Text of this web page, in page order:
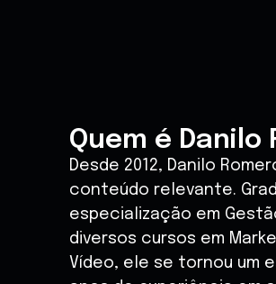
Quem é Danilo
Desde 2012, Danilo
conteúdo relevante.
especialização em
diversos cursos em
Vídeo, ele se tornou um